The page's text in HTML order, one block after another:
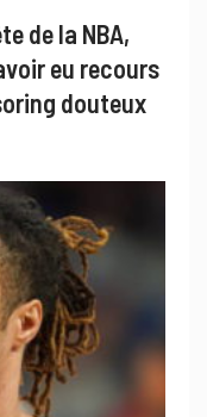
de la NBA,
eu recours
douteux